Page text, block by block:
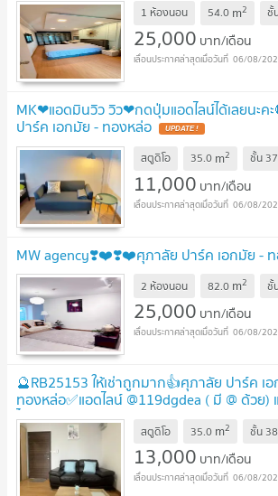
1 ห้องนอน 54.0 m2 ชั้
25,000 บาท/เดือน
06/08/
MK❤แอดมินวิว วิว❤กดปุ่มแอดไลน์ได้เลยนะค
ปาร์ค เอกมัย - ทองหล่อ
สตูดิโอ 35.0 m2 ชั้น 37
11,000 บาท/เดือน
06/08/
MW agency❣️❤️❣️❤️ศุภาลัย ปาร์ค เอกมัย -
2 ห้องนอน 82.0 m2 ชั้
25,000 บาท/เดือน
06/08/
🔮RB25153 ให้เช่าถูกมาก👍ศุภาลัย ปาร์ค เ
ทองหล่อ✅แอดไลน์ @119dgdea ( มี @ ด้วย
ไว
สตูดิโอ 35.0 m2 ชั้น 38
13,000 บาท/เดือน
06/08/